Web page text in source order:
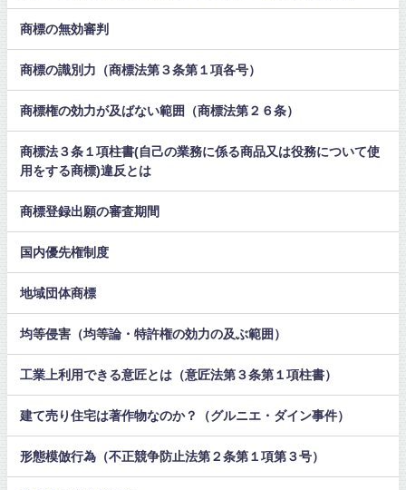
商標の無効審判
商標の識別力（商標法第３条第１項各号）
商標権の効力が及ばない範囲（商標法第２６条）
商標法３条１項柱書(自己の業務に係る商品又は役務について使
用をする商標)違反とは
商標登録出願の審査期間
国内優先権制度
地域団体商標
均等侵害（均等論・特許権の効力の及ぶ範囲）
工業上利用できる意匠とは（意匠法第３条第１項柱書）
建て売り住宅は著作物なのか？（グルニエ・ダイン事件）
形態模倣行為（不正競争防止法第２条第１項第３号）